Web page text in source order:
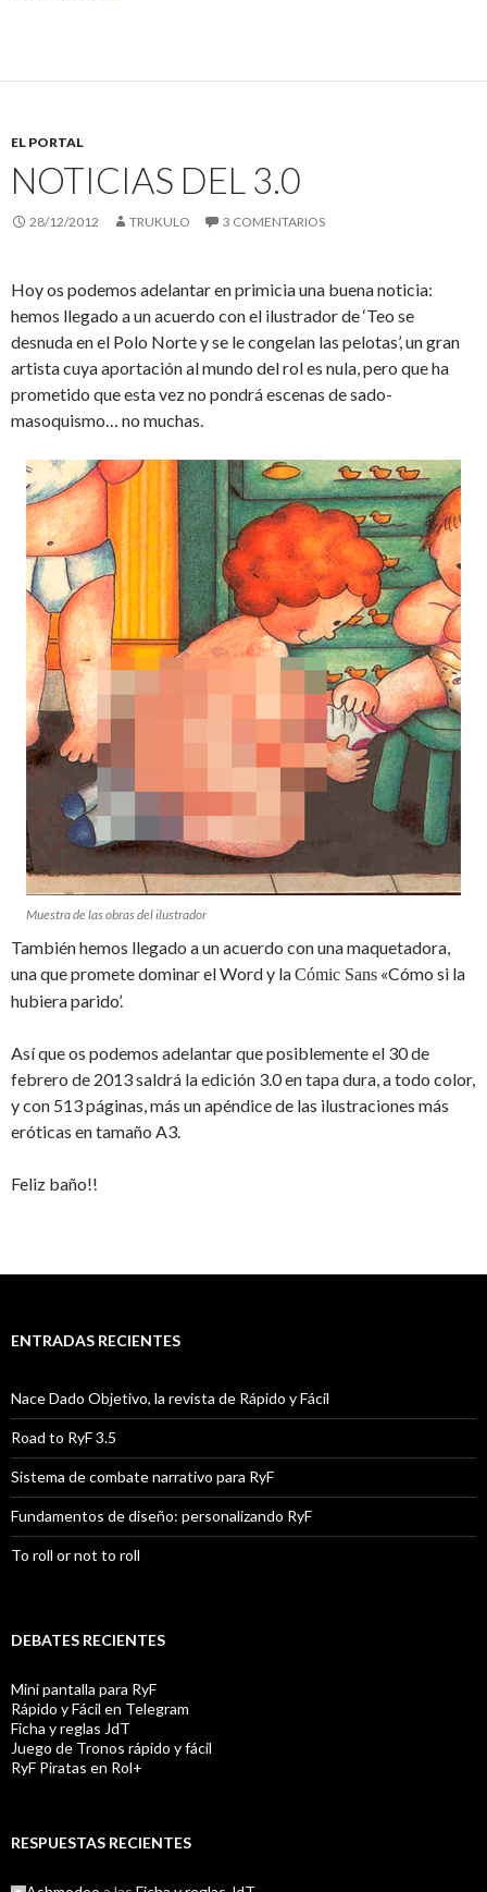
EL PORTAL
NOTICIAS DEL 3.0
28/12/2012 TRUKULO 3 COMENTARIOS
Hoy os podemos adelantar en primicia una buena noticia:
hemos llegado a un acuerdo con el ilustrador de ‘Teo se
desnuda en el Polo Norte y se le congelan las pelotas’, un gran
artista cuya aportación al mundo del rol es nula, pero que ha
prometido que esta vez no pondrá escenas de sado-
masoquismo… no muchas.
Muestra de las obras del ilustrador
También hemos llegado a un acuerdo con una maquetadora,
una que promete dominar el Word y laCómic Sans «Cómo si la
hubiera parido’.
Así que os podemos adelantar que posiblemente el 30 de
febrero de 2013 saldrá la edición 3.0 en tapa dura, a todo color,
y con 513 páginas, más un apéndice de las ilustraciones más
eróticas en tamaño A3.
Feliz baño!!
ENTRADAS RECIENTES
Nace Dado Objetivo, la revista de Rápido y Fácil
Road to RyF 3.5
Sistema de combate narrativo para RyF
Fundamentos de diseño: personalizando RyF
To roll or not to roll
DEBATES RECIENTES
Mini pantalla para RyF
Rápido y Fácil en Telegram
Ficha y reglas JdT
Juego de Tronos rápido y fácil
RyF Piratas en Rol+
RESPUESTAS RECIENTES